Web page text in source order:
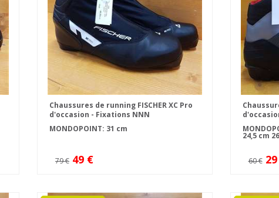
Chaussures de running FISCHER XC Pro
d'occasion - Fixations NNN
MONDOPOINT: 31 cm
79 € 49 €
24,5 cm
60 €